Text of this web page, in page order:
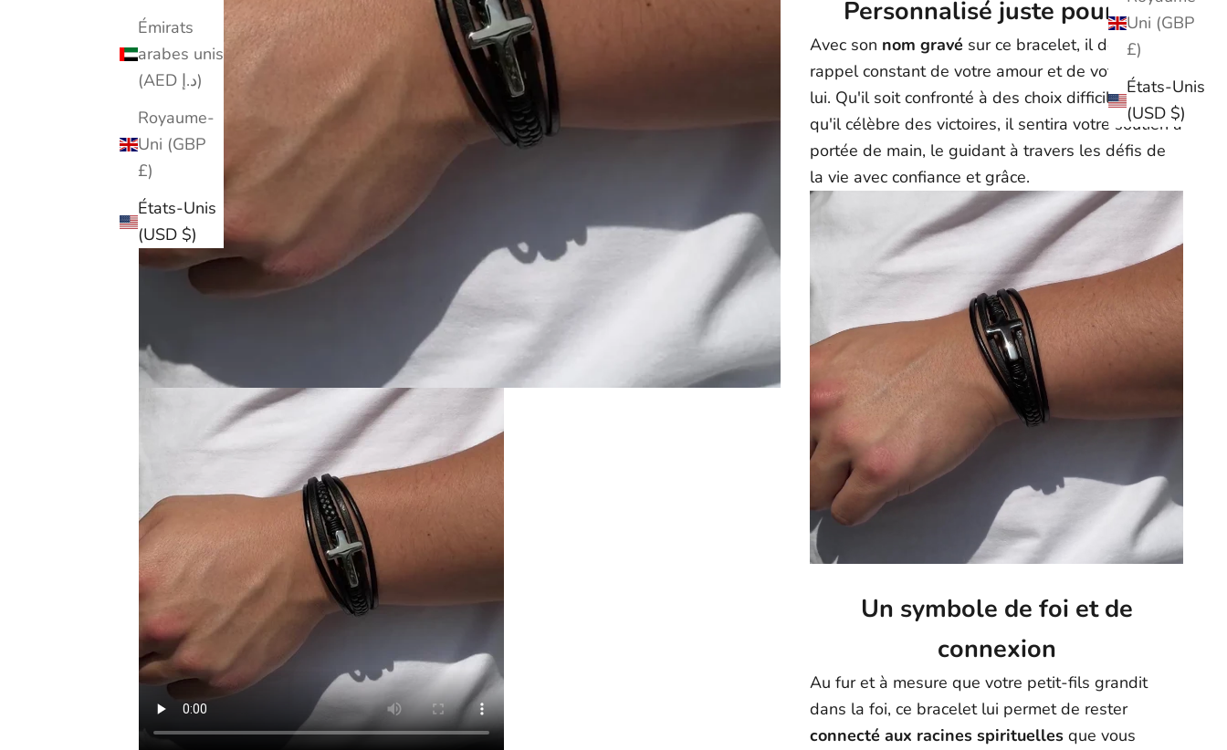
Uni (GBP
£)
États-Unis
(USD $)
Émirats
arabes unis
(AED د.إ)
Royaume-
Uni (GBP
£)
États-Unis
(USD $)
Personnalisé juste pour lui
Avec son nom gravé sur ce bracelet, il devient un
rappel constant de votre amour et de votre foi en
lui. Qu'il soit confronté à des choix difficiles ou
qu'il célèbre des victoires, il sentira votre soutien à
portée de main, le guidant à travers les défis de
la vie avec confiance et grâce.
Un symbole de foi et de
connexion
Au fur et à mesure que votre petit-fils grandit
dans la foi, ce bracelet lui permet de rester
connecté aux racines spirituellesque vous